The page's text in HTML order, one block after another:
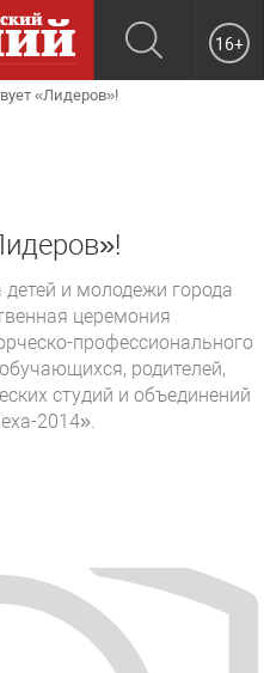
16+
«Лидеров»!
и молодежи города
церемония
профессионального
родителей,
студий и объединений
2014».